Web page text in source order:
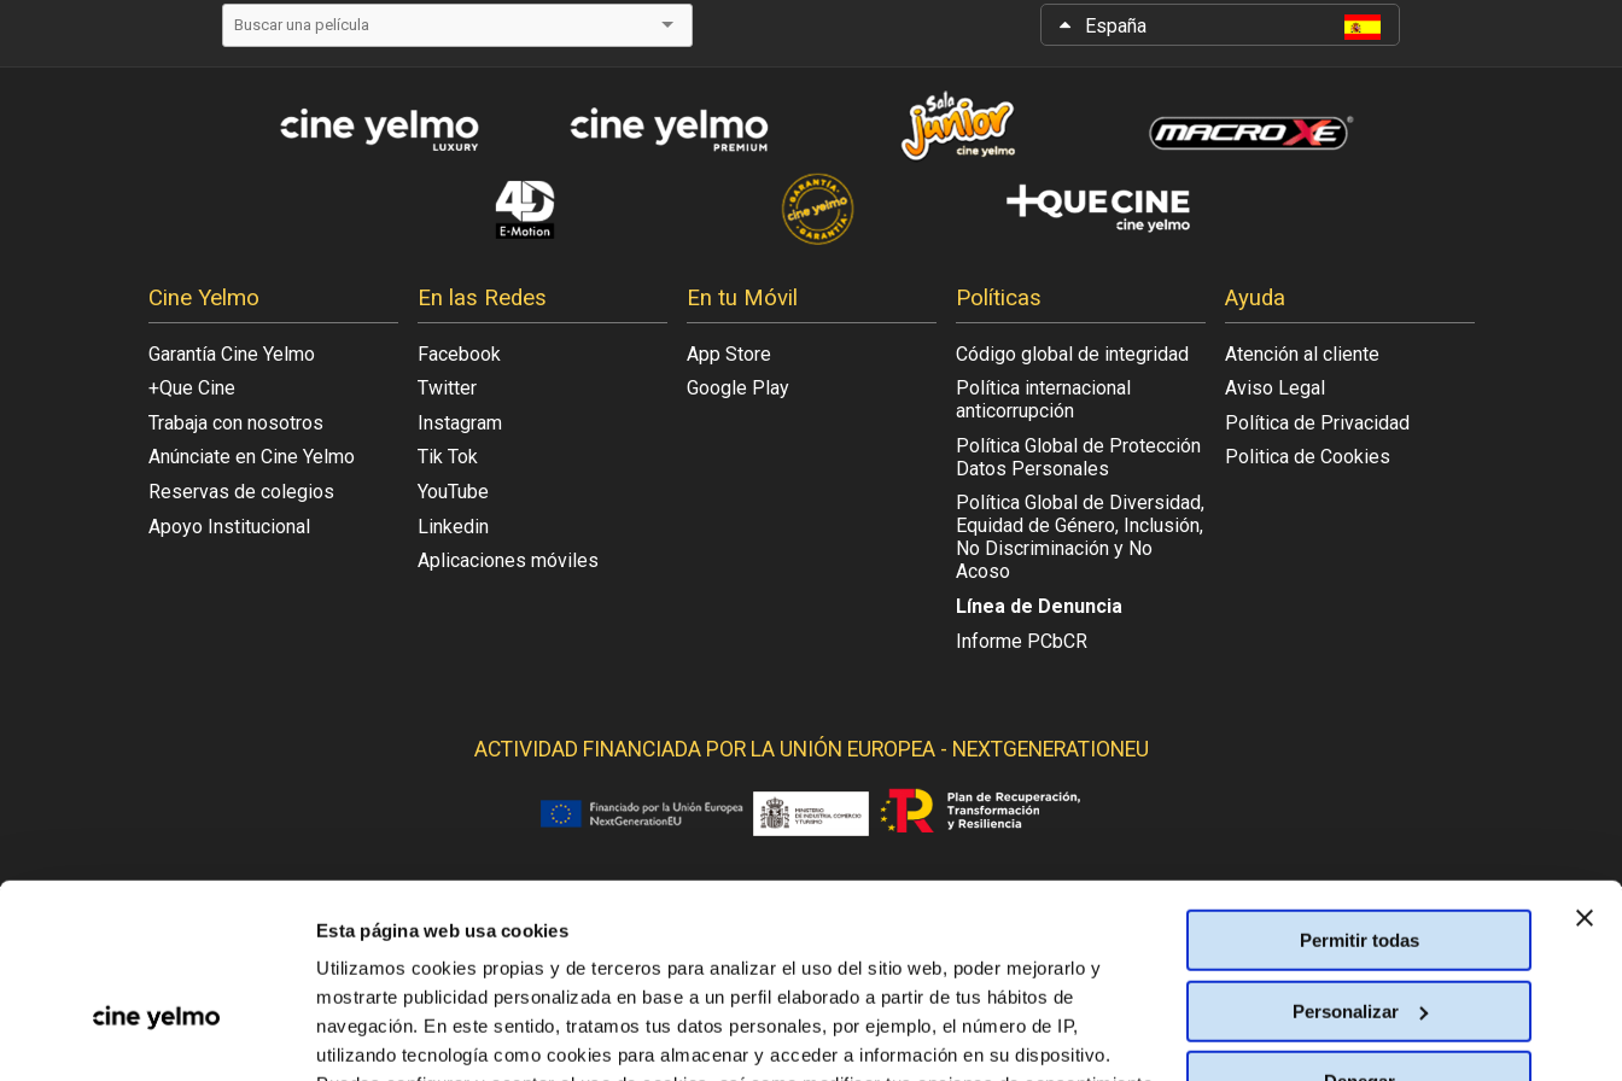
Esta página web usa cookies
Utilizamos cookies propias y de terceros para analizar el uso del sitio web, poder mejorarlo y
mostrarte publicidad personalizada en base a un perfil elaborado a partir de tus hábitos de
navegación. En este sentido, tratamos tus datos personales, por ejemplo, el número de IP,
utilizando tecnología como cookies para almacenar y acceder a información en su dispositivo.
Permitir todas
Personalizar
España
Cine Yelmo
Garantía Cine Yelmo
+Que Cine
Trabaja con nosotros
Anúnciate en Cine Yelmo
Reservas de colegios
Apoyo Institucional
En las Redes
Facebook
Twitter
Instagram
Tik Tok
YouTube
Linkedin
Aplicaciones móviles
En tu Móvil
App Store
Google Play
Políticas
Código global de integridad
Política internacional
anticorrupción
Política Global de Protección
Datos Personales
Política Global de Diversidad,
Equidad de Género, Inclusión,
No Discriminación y No
Acoso
Línea de Denuncia
Informe PCbCR
Ayuda
Atención al cliente
Aviso Legal
Política de Privacidad
Politica de Cookies
ACTIVIDAD FINANCIADA POR LA UNIÓN EUROPEA - NEXTGENERATIONEU
CINE YELMO OBTIENE SOPORTE DE LOS SIGUIENTES ORGANISMOS: